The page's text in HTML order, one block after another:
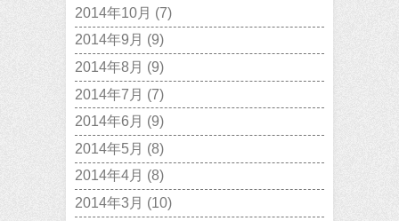
2014年10月 (7)
2014年9月 (9)
2014年8月 (9)
2014年7月 (7)
2014年6月 (9)
2014年5月 (8)
2014年4月 (8)
2014年3月 (10)